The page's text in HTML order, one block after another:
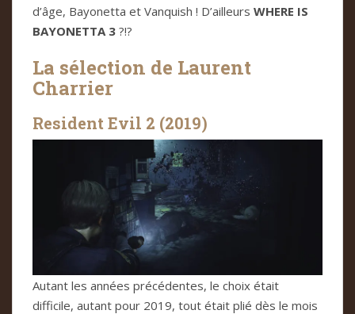
d’âge, Bayonetta et Vanquish ! D’ailleurs WHERE IS
BAYONETTA 3 ?!?
La sélection de Laurent
Charrier
Resident Evil 2 (2019)
Autant les années précédentes, le choix était
difficile, autant pour 2019, tout était plié dès le mois